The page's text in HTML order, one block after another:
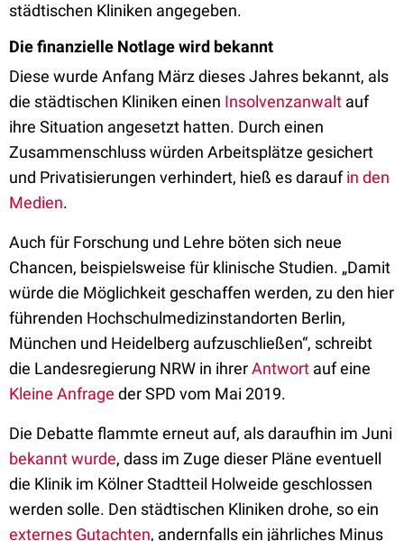
städtischen Kliniken angegeben.
Die finanzielle Notlage wird bekannt
Diese wurde Anfang März dieses Jahres bekannt, als
die städtischen Kliniken einen Insolvenzanwalt auf
ihre Situation angesetzt hatten. Durch einen
Zusammenschluss würden Arbeitsplätze gesichert
und Privatisierungen verhindert, hieß es daraufin den
Medien.
Auch für Forschung und Lehre böten sich neue
Chancen, beispielsweise für klinische Studien. „Damit
würde die Möglichkeit geschaffen werden, zu den hier
führenden Hochschulmedizinstandorten Berlin,
München und Heidelberg aufzuschließen“, schreibt
die Landesregierung NRW in ihrerAntwort auf eine
Kleine Anfrage der SPD vom Mai 2019.
Die Debatte flammte erneut auf, als daraufhin im Juni
bekannt wurde, dass im Zuge dieser Pläne eventuell
die Klinik im Kölner Stadtteil Holweide geschlossen
werden solle. Den städtischen Kliniken drohe, so ein
externes Gutachten, andernfalls ein jährliches Minus